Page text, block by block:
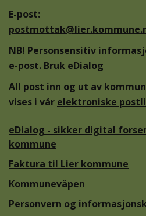
E-post:
NB! Personsensitiv
e-post. Bruk eDialog
All post inn og ut av
vises i vår elektroniske
eDialog - sikker digital
kommune
Faktura til Lier kommune
Kommunevåpen
Personvern og